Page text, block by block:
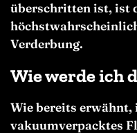
überschritten ist, ist
Verderbung.
Wie werde ich
Wie bereits erwähnt,
vakuumverpacktes